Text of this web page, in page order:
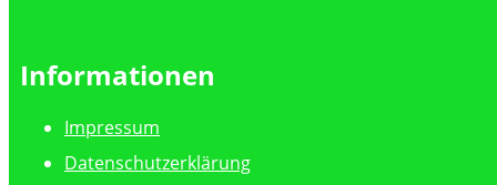
Informationen
Impressum
Datenschutzerklärung